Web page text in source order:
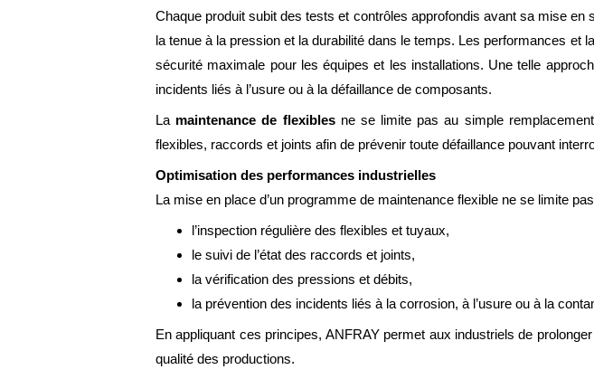
Chaque produit subit des tests et contrôles approfondis avant sa mise
la tenue à la pression et la durabilité dans le temps. Les performances
sécurité maximale pour les équipes et les installations. Une telle
incidents liés à l’usure ou à la défaillance de composants.
La maintenance de flexiblesne se limite pas au simple
flexibles, raccords et joints afin de prévenir toute défaillance pouvant
Optimisation des performances industrielles
La mise en place d’un programme de maintenance flexible ne se limite
l’inspection régulière des flexibles et tuyaux,
le suivi de l’état des raccords et joints,
la vérification des pressions et débits,
la prévention des incidents liés à la corrosion, à l’usure ou à la
En appliquant ces principes, ANFRAY permet aux industriels de
qualité des productions.